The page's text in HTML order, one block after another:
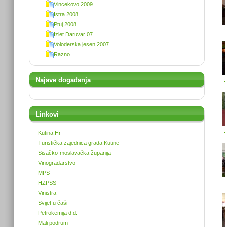
Vincekovo 2009
Istra 2008
Ptuj 2008
Izlet Daruvar 07
Voloderska jesen 2007
Razno
Najave događanja
Linkovi
Kutina.Hr
Turistička zajednica grada Kutine
Sisačko-moslavačka županija
Vinogradarstvo
MPS
HZPSS
Vinistra
Svijet u čaši
Petrokemija d.d.
Mali podrum